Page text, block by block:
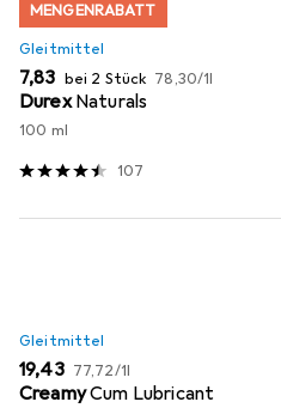
MENGENRABATT
Gleitmittel
EUR
7,83 bei 2 Stück EUR
78,30/1l
Durex Naturals
100 ml
107
Gleitmittel
EUR
19,43 EUR
77,72/1l
CreamyCum Lubricant